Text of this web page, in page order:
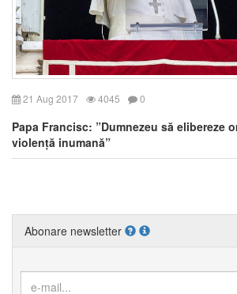
21 Aug 2017 4045 0
Papa Francisc: ”Dumnezeu să elibereze
violență inumană”
Abonare newsletter